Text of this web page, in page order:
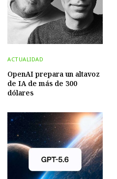
ACTUALIDAD
OpenAI prepara un altavoz
de IA de más de 300
dólares